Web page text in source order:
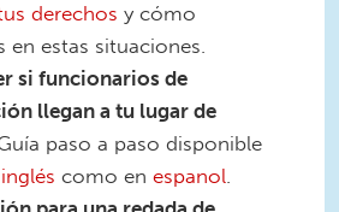
derechos y cómo
en estas situaciones.
si funcionarios de
llegan a tu lugar de
paso a paso disponible
inglés como en espanol.